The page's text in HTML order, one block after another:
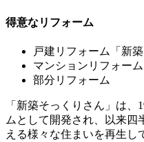
得意なリフォーム
戸建リフォーム「新
マンションリフォー
部分リフォーム
「新築そっくりさん」は
ムとして開発され、以来四
える様々な住まいを再生し